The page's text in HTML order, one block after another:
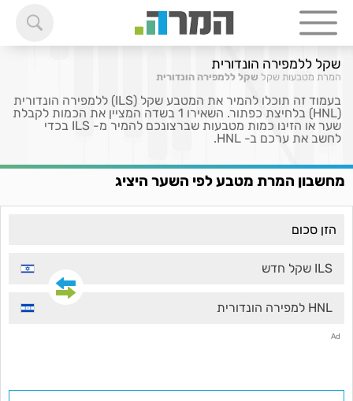
שקל ללמפירה הונדורית
המרת מטבעות שקל שקל ללמפירה הונדורית
בעמוד זה תוכלו להמיר את המטבע שקל (ILS) ללמפירה הונדורית
(HNL) בלחיצת כפתור. השאירו 1 בשדה המציין את הכמות לקבלת
שער או הזינו כמות מטבעות שברצונכם להמיר מ- ILS בכדי
לחשב את ערכם ב- HNL.
מחשבון המרת מטבע לפי השער היציג
ILS שקל חדש
HNL למפירה הונדורית
Ad